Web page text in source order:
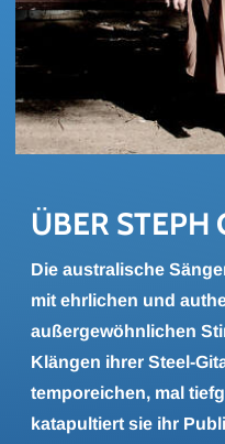
ÜBER STEPH
Die australische
mit ehrlichen und
außergewöhnlichen
Klängen ihrer Steel-
temporeichen, mal
katapultiert sie ihr